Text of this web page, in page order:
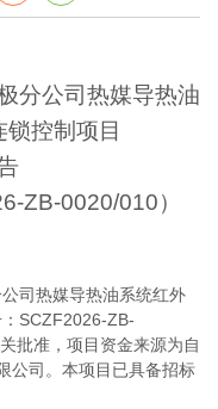
分公司热媒导热油
控制项目
ZB-0020/010）
司热媒导热油系统红外
SCZF2026-ZB-
批准，项目资金来源为自
公司。本项目已具备招标